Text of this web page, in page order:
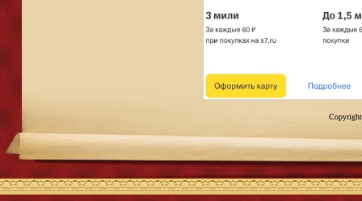
Copyright